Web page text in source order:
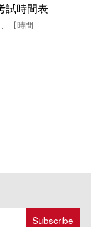
試時間表
【時間